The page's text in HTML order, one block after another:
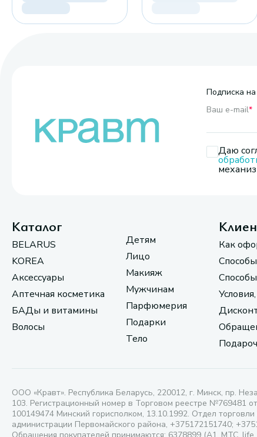
Подписка
Ваш e-mail*
Даю
Каталог
BELARUS
KOREA
Аксессуары
Аптечная косметика
БАДы и витамины
Волосы
Детям
Лицо
Макияж
Мужчинам
Парфюмерия
Подарки
Тело
Как
ООО «Кравт». Республика Беларусь, 220012, г. Минск, пр.
103. Регистрационный номер в Торговом реестре №769481
100149474 Минский горисполком, 13.10.1992. Отдел торговли
администрации Первомайского района, +375172151740;